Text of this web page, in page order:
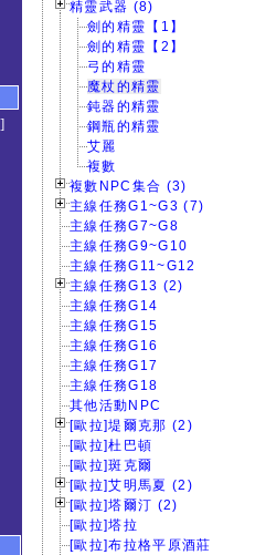
精靈武器 (8)
劍的精靈【1】
劍的精靈【2】
弓的精靈
魔杖的精靈
鈍器的精靈
鋼瓶的精靈
艾麗
複數
複數NPC集合 (3)
主線任務G1~G3 (7)
主線任務G7~G8
主線任務G9~G10
主線任務G11~G12
主線任務G13 (2)
主線任務G14
主線任務G15
主線任務G16
主線任務G17
主線任務G18
其他活動NPC
[歐拉]堤爾克那 (2)
[歐拉]杜巴頓
[歐拉]斑克爾
[歐拉]艾明馬夏 (2)
[歐拉]塔爾汀 (2)
[歐拉]塔拉
[歐拉]布拉格平原酒莊